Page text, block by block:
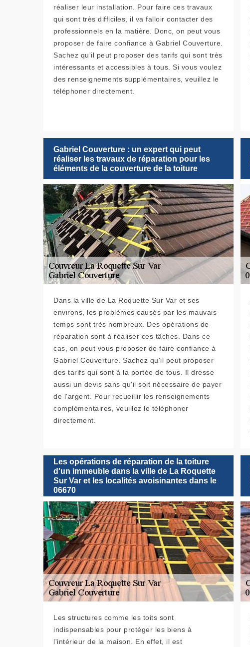
réaliser leur installation. Pour faire ces travaux
qui sont très difficiles, il va falloir contacter des
professionnels en la matière. Donc, on peut vous
proposer de faire confiance à Gabriel Couverture.
Sachez qu'il peut proposer des tarifs qui sont très
intéressants et accessibles à tous. Si vous voulez
des renseignements supplémentaires, veuillez le
téléphoner directement.
Gabriel Couverture : un expert qui peut
réaliser les travaux de réparation pour les
éléments de la couverture de la toiture
Dans la ville de La Roquette Sur Var et ses
environs, les problèmes causés par les mauvais
temps sont très nombreux. Des opérations de
réparation sont à réaliser ces tâches. Dans ce
cas, on peut vous proposer de faire confiance à
Gabriel Couverture. Sachez qu'il peut proposer
des tarifs qui sont à la portée de tous. Il dresse
aussi un devis sans qu'il soit nécessaire de payer
de l'argent. Pour recueillir les renseignements
complémentaires, veuillez le téléphoner
directement.
Les opérations de réparation de la toiture
d'un immeuble dans la ville de La Roquette
Sur Var et les localités avoisinantes dans le
06670
Les structures comme les toits sont
indispensables pour protéger les biens à
l'intérieur de la maison. En effet, il est